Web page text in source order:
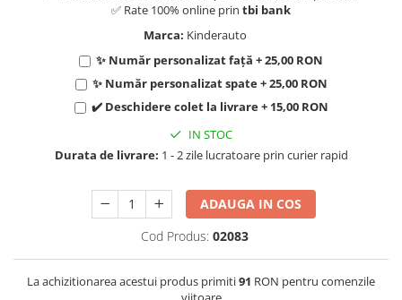
✅ Rate 100% online prin tbi bank
Marca: Kinderauto
✨ Număr personalizat față + 25,00 RON
✨ Număr personalizat spate + 25,00 RON
✔️ Deschidere colet la livrare + 15,00 RON
IN STOC
Durata de livrare: 1 - 2 zile lucratoare prin curier rapid
ADAUGA IN COS
Cod Produs: 02083
La achizitionarea acestui produs primiti91 RON pentru comenzile